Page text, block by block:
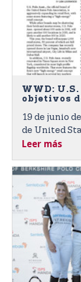
WWD:
objetivos
19 de junio
de United
concepto
Leer más